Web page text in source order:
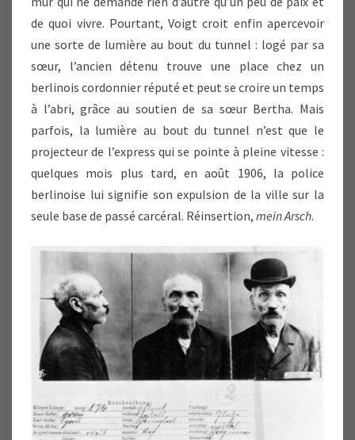
de quoi vivre. Pourtant, Voigt croit enfin apercevoir
une sorte de lumière au bout du tunnel : logé par sa
sœur, l’ancien détenu trouve une place chez un
berlinois cordonnier réputé et peut se croire un temps
à l’abri, grâce au soutien de sa sœur Bertha. Mais
parfois, la lumière au bout du tunnel n’est que le
projecteur de l’express qui se pointe à pleine vitesse :
quelques mois plus tard, en août 1906, la police
berlinoise lui signifie son expulsion de la ville sur la
seule base de passé carcéral. Réinsertion, mein Arsch.